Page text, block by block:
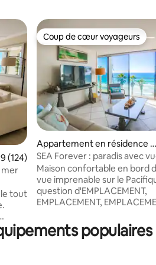
moyenne sur la base de 124
(124)
le tout
Coup de cœur voyageurs
Coup de cœur voyageurs
Appartement en résidence ⋅
Pacific Beach
SEA Forever : paradis avec
plage et l'océan Pacifique
Maison confortable en bord
vue imprenable sur le
question d'EMPLACEMENT,
EMPLACEMENT,
secondes de la célèbre
distance de marche de la
Garnet Ave. où vous
diverses spécialités